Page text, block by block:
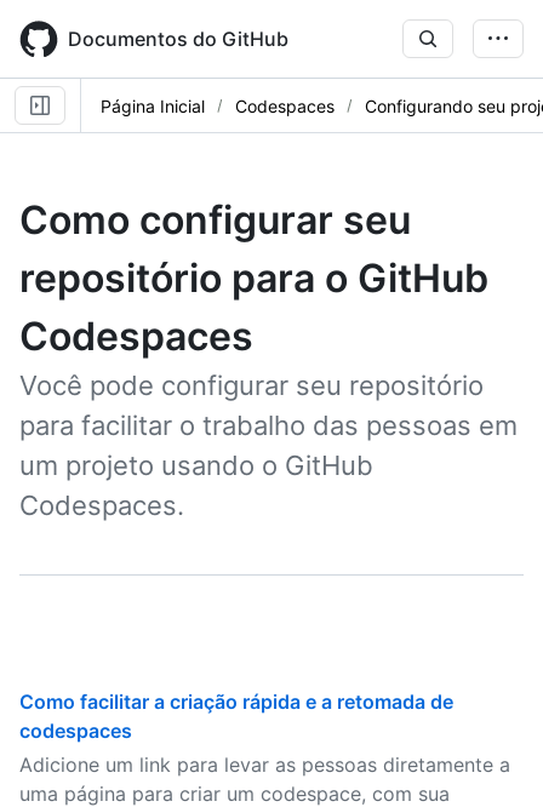
main
content
Documentos do GitHub
Página Inicial Codespaces Configurando seu
Como configurar seu
repositório para o GitHub
Codespaces
Você pode configurar seu repositório
para facilitar o trabalho das pessoas em
um projeto usando o GitHub
Codespaces.
Como facilitar a criação rápida e a retomada de
codespaces
Adicione um link para levar as pessoas diretamente a
uma página para criar um codespace, com sua